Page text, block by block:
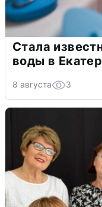
Стала
воды в
8 августа 3